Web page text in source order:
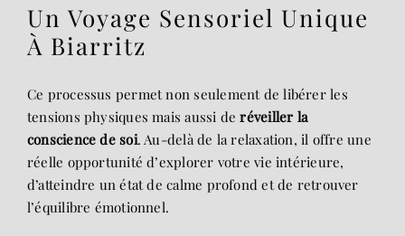
Un Voyage Sensoriel Unique
À Biarritz
Ce processus permet non seulement de libérer les
tensions physiques mais aussi deréveiller la
conscience de soi. Au-delà de la relaxation, il offre une
réelle opportunité d’explorer votre vie intérieure,
d’atteindre un état de calme profond et de retrouver
l’équilibre émotionnel.